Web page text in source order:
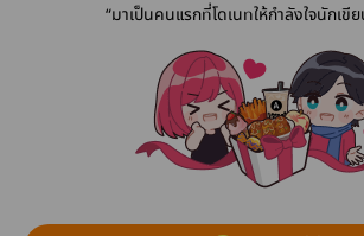
“มาเป็นคนแรกที่โดเนทให้กำลังใจนักเขี